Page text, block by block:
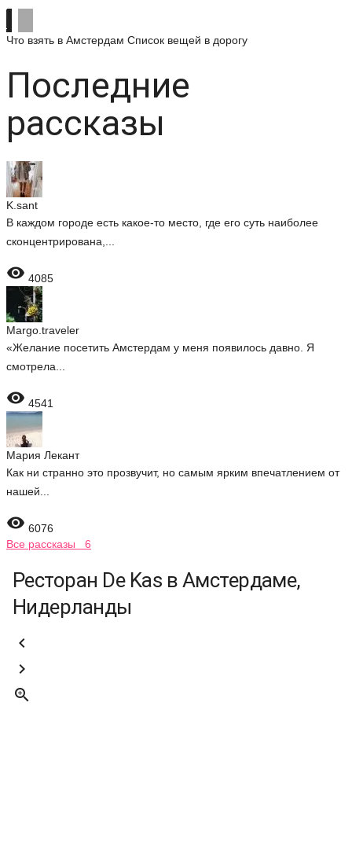
Что взять в Амстердам Список вещей в дорогу
Последние
рассказы
K.sant
В каждом городе есть какое-то место, где его суть наиболее
сконцентрирована,...
 4085
Margo.traveler
«Желание посетить Амстердам у меня появилось давно. Я
смотрела...
 4541
Мария Лекант
Как ни странно это прозвучит, но самым ярким впечатлением от
нашей...
 6076
Все рассказы 6
Ресторан De Kas в Амстердаме,
Нидерланды


